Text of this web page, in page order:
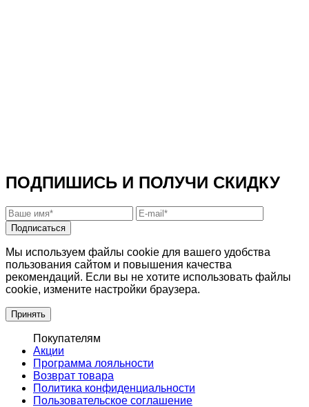
ПОДПИШИСЬ И ПОЛУЧИ СКИДКУ
Подписаться
Мы используем файлы cookie для вашего удобства
пользования сайтом и повышения качества
рекомендаций. Если вы не хотите использовать файлы
cookie, измените настройки браузера.
Принять
Покупателям
Акции
Программа лояльности
Возврат товара
Политика конфиденциальности
Пользовательское соглашение